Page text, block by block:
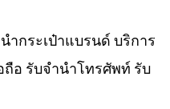
ำกระเป๋าแบรนด์ บริการ
อ รับจำนำโทรศัพท์ รับ